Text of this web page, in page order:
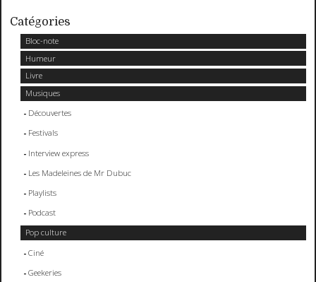
Catégories
Bloc-note
Humeur
Livre
Musiques
Découvertes
Festivals
Interview express
Les Madeleines de Mr Dubuc
Playlists
Podcast
Pop culture
Ciné
Geekeries